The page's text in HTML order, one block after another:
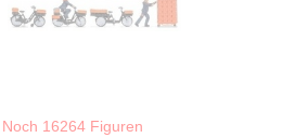
Noch 16264 Figuren